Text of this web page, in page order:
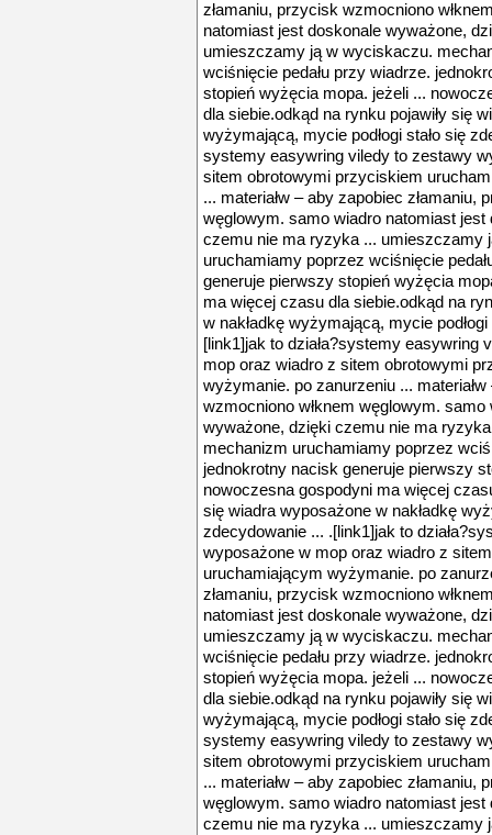
złamaniu, przycisk wzmocniono
natomiast jest doskonale wyważone,
umieszczamy ją w wyciskaczu.
wciśnięcie pedału przy wiadrze.
stopień wyżęcia mopa. jeżeli ...
dla siebie.odkąd na rynku pojawiły się
wyżymającą, mycie podłogi stało się
systemy easywring viledy to zestawy
sitem obrotowymi przyciskiem
... materiałw – aby zapobiec złamaniu,
węglowym. samo wiadro natomiast
czemu nie ma ryzyka ... umieszczamy
uruchamiamy poprzez wciśnięcie
generuje pierwszy stopień wyżęcia
ma więcej czasu dla siebie.odkąd na
w nakładkę wyżymającą, mycie
[link1]jak to działa?systemy easywring
mop oraz wiadro z sitem obrotowymi
wyżymanie. po zanurzeniu ...
wzmocniono włknem węglowym.
wyważone, dzięki czemu nie ma
mechanizm uruchamiamy poprzez
jednokrotny nacisk generuje pierwszy
nowoczesna gospodyni ma więcej
się wiadra wyposażone w nakładkę
zdecydowanie ... .[link1]jak to
wyposażone w mop oraz wiadro z
uruchamiającym wyżymanie. po
złamaniu, przycisk wzmocniono
natomiast jest doskonale wyważone,
umieszczamy ją w wyciskaczu.
wciśnięcie pedału przy wiadrze.
stopień wyżęcia mopa. jeżeli ...
dla siebie.odkąd na rynku pojawiły się
wyżymającą, mycie podłogi stało się
systemy easywring viledy to zestawy
sitem obrotowymi przyciskiem
... materiałw – aby zapobiec złamaniu,
węglowym. samo wiadro natomiast
czemu nie ma ryzyka ... umieszczamy